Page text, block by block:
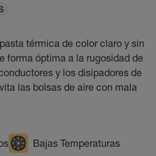
térmica de color claro y sin
forma óptima a la rugosidad de
y los disipadores de
las bolsas de aire con mala
Bajas Temperaturas